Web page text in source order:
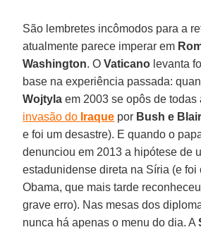
São lembretes incômodos para a
atualmente parece imperar em
Washington. OVaticano levanta
base na experiência passada:
Wojtyla em 2003 se opôs de todas
invasão do Iraque por Bush e Blair
e foi um desastre). E quando o
denunciou em 2013 a hipótese de
estadunidense direta na Síria (e foi
Obama, que mais tarde
grave erro). Nas mesas dos
nunca há apenas o menu do dia. A